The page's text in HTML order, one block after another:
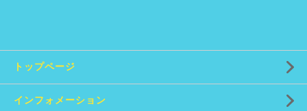
トップページ
インフォメーション